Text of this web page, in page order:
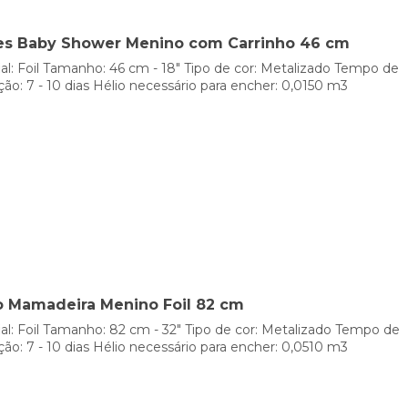
de gás hélio com vários desenhos, cores e inclusive
de foil. Este material possui uma aparência brilhante
com estampas de desenho animados ou com personagens
de uma ampla variedade de modelos cores e
isso podemos disfrutar deles durante muito mais tempo.
mais tempo. E da mesma maneira, se pode encher com
de bebé originais de
podes comprar em nossa loja online, te explicaremos
Baby Shower Menino com Carrinho 46 cm
Foil Tamanho: 46 cm - 18" Tipo de cor: Metalizado Tempo de
7 - 10 dias Hélio necessário para encher: 0,0150 m3
Mamadeira Menino Foil 82 cm
Foil Tamanho: 82 cm - 32" Tipo de cor: Metalizado Tempo de
7 - 10 dias Hélio necessário para encher: 0,0510 m3